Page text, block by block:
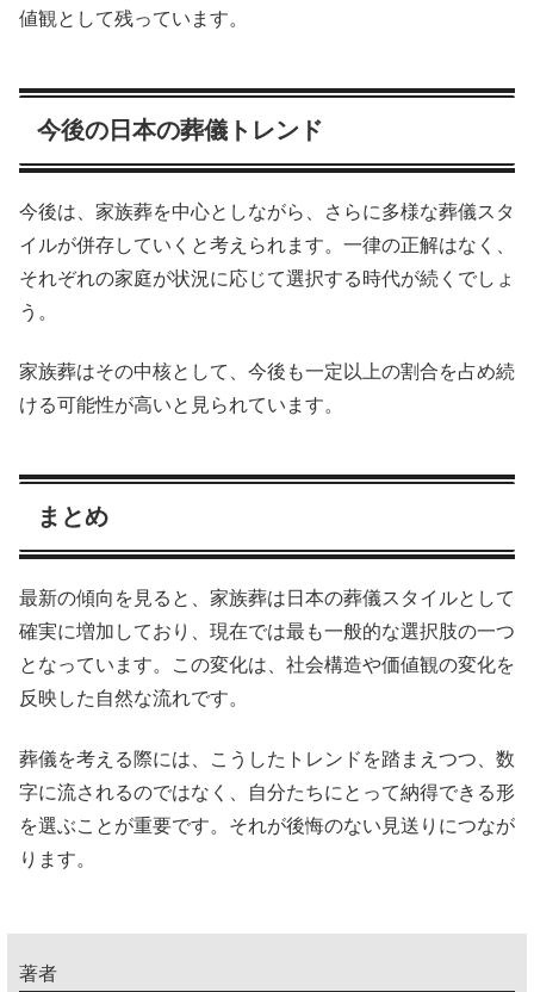
値観として残っています。
今後の日本の葬儀トレンド
今後は、家族葬を中心としながら、さらに多様な葬儀スタ
イルが併存していくと考えられます。一律の正解はなく、
それぞれの家庭が状況に応じて選択する時代が続くでしょ
う。
家族葬はその中核として、今後も一定以上の割合を占め続
ける可能性が高いと見られています。
まとめ
最新の傾向を見ると、家族葬は日本の葬儀スタイルとして
確実に増加しており、現在では最も一般的な選択肢の一つ
となっています。この変化は、社会構造や価値観の変化を
反映した自然な流れです。
葬儀を考える際には、こうしたトレンドを踏まえつつ、数
字に流されるのではなく、自分たちにとって納得できる形
を選ぶことが重要です。それが後悔のない見送りにつなが
ります。
著者